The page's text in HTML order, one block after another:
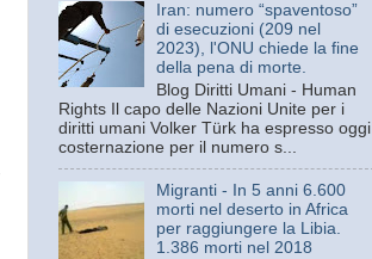
Iran: numero “spaventoso”
di esecuzioni (209 nel
2023), l'ONU chiede la fine
della pena di morte.
Blog Diritti Umani - Human
Rights Il capo delle Nazioni Unite per i
diritti umani Volker Türk ha espresso oggi
costernazione per il numero s...
Migranti - In 5 anni 6.600
morti nel deserto in Africa
per raggiungere la Libia.
1.386 morti nel 2018